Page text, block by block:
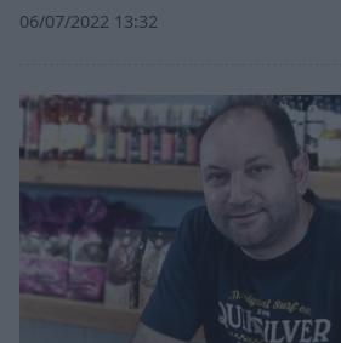
06/07/2022 13:32